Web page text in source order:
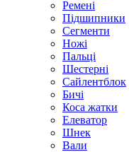
Ремені
Підшипники
Сегменти
Ножі
Пальці
Шестерні
Сайлентблок
Бичі
Коса жатки
Елеватор
Шнек
Вали